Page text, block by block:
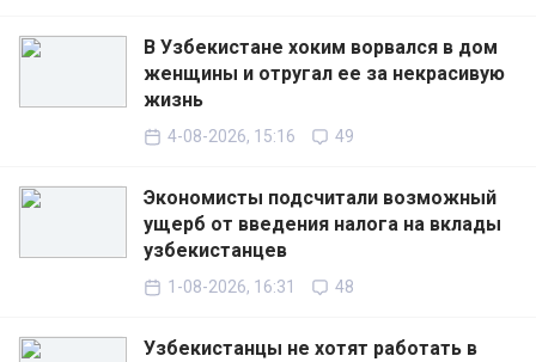
В Узбекистане хоким ворвался в дом
женщины и отругал ее за некрасивую
жизнь
4-08-2026, 15:16 49
Экономисты подсчитали возможный
ущерб от введения налога на вклады
узбекистанцев
1-08-2026, 16:31 48
Узбекистанцы не хотят работать в